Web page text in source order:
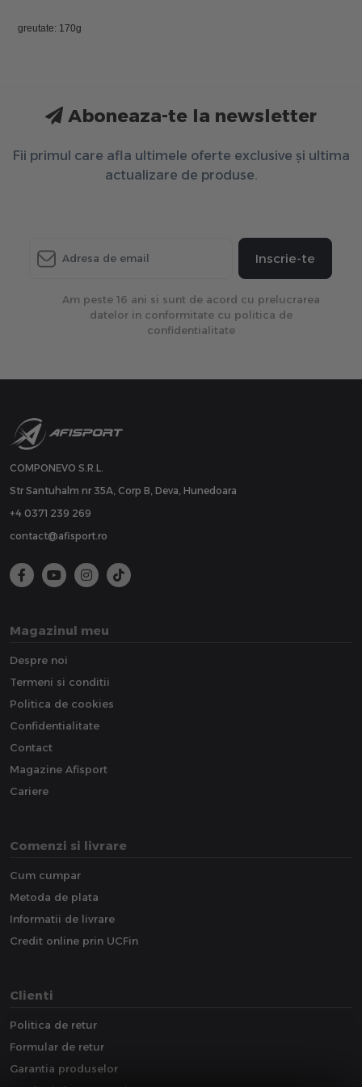
greutate: 170g
Aboneaza-te la newsletter
Fii primul care afla ultimele oferte exclusive și ultima
actualizare de produse.
Inscrie-te
Am peste 16 ani si sunt de acord cu prelucrarea
datelor in conformitate cu politica de
confidentialitate
COMPONEVO S.R.L.
Str Santuhalm nr 35A, Corp B, Deva, Hunedoara
+4 0371 239 269
contact@afisport.ro
Magazinul meu
Despre noi
Termeni si conditii
Politica de cookies
Confidentialitate
Contact
Magazine Afisport
Cariere
Comenzi si livrare
Cum cumpar
Metoda de plata
Informatii de livrare
Credit online prin UCFin
Clienti
Politica de retur
Formular de retur
Garantia produselor